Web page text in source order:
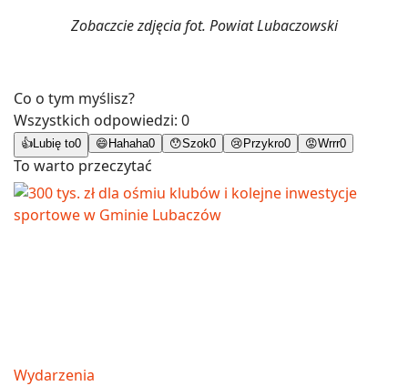
Zobaczcie zdjęcia fot. Powiat Lubaczowski
Co o tym myślisz?
Wszystkich odpowiedzi: 0
👍 Lubię to0 😄 Hahaha0 😯Szok0 😢 Przykro0 😡Wrrr0
To warto przeczytać
Wydarzenia